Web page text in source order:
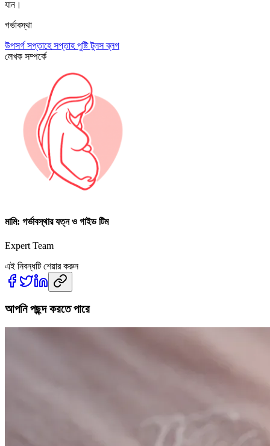
যান।
গর্ভাবস্থা
উপসর্গ সপ্তাহে সপ্তাহপুষ্টিটুলসব্লগ
লেখক সম্পর্কে
মামি: গর্ভাবস্থার যত্ন ও গাইড টিম
Expert Team
এই নিবন্ধটি শেয়ার করুন
আপনি পছন্দ করতে পারে